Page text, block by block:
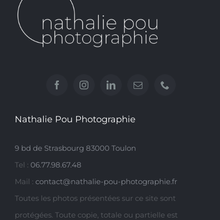
Nathalie Pou Photographie
9 bd de Strasbourg 83000 Toulon
Tel : 06.77.98.67.48
Mail : contact@nathalie-pou-photographie.fr
Toutes les photos présentées sur ce site sont
protégées. Toute copie, totale ou partielle est